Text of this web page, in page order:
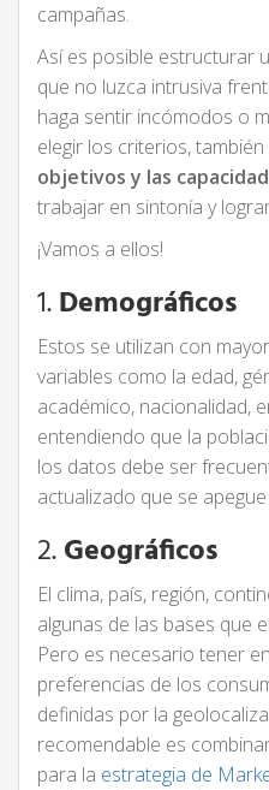
campañas.
Así es posible estructurar
que no luzca intrusiva
haga sentir incómodos o
elegir los criterios,
objetivos y las
trabajar en sintonía y
¡Vamos a ellos!
1.Demográficos
Estos se utilizan con
variables como la edad,
académico, nacionalidad,
entendiendo que la
los datos debe ser
actualizado que se
2.Geográficos
El clima, país, región,
algunas de las bases que
Pero es necesario tener
preferencias de los
definidas por la
recomendable es
para la estrategia de